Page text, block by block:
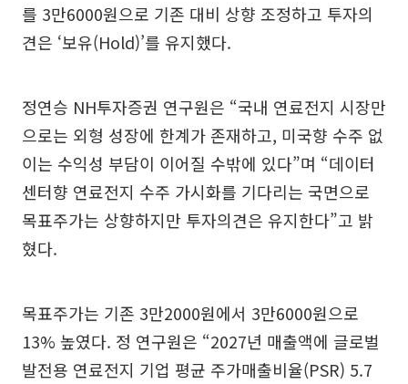
를 3만6000원으로 기존 대비 상향 조정하고 투자의
견은 ‘보유(Hold)’를 유지했다.
정연승 NH투자증권 연구원은 “국내 연료전지 시장만
으로는 외형 성장에 한계가 존재하고, 미국향 수주 없
이는 수익성 부담이 이어질 수밖에 있다”며 “데이터
센터향 연료전지 수주 가시화를 기다리는 국면으로
목표주가는 상향하지만 투자의견은 유지한다”고 밝
혔다.
목표주가는 기존 3만2000원에서 3만6000원으로
13% 높였다. 정 연구원은 “2027년 매출액에 글로벌
발전용 연료전지 기업 평균 주가매출비율(PSR) 5.7